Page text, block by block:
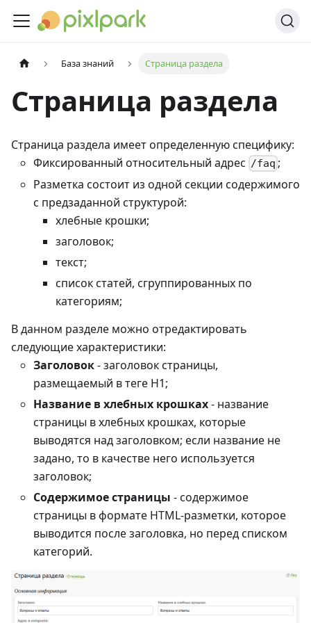
База знаний Страница раздела
Страница раздела
Страница раздела имеет определенную специфику:
Фиксированный относительный адрес /faq ;
Разметка состоит из одной секции содержимого
c предзаданной структурой:
хлебные крошки;
заголовок;
текст;
список статей, сгруппированных по
категориям;
В данном разделе можно отредактировать
следующие характеристики:
Заголовок- заголовок страницы,
размещаемый в теге H1;
Название в хлебных крошках- название
страницы в хлебных крошках, которые
выводятся над заголовком; если название не
задано, то в качестве него используется
заголовок;
Содержимое страницы - содержимое
страницы в формате HTML-разметки, которое
выводится после заголовка, но перед списком
категорий.